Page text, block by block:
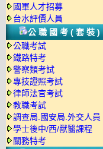
國軍人才招募
台水評價人員
公職國考(套裝)
公職考試
鐵路特考
警察類考試
專技證照考試
律師法官考試
教職考試
調查局.國安局.外交人員
學士後中/西/獸醫課程
關務特考